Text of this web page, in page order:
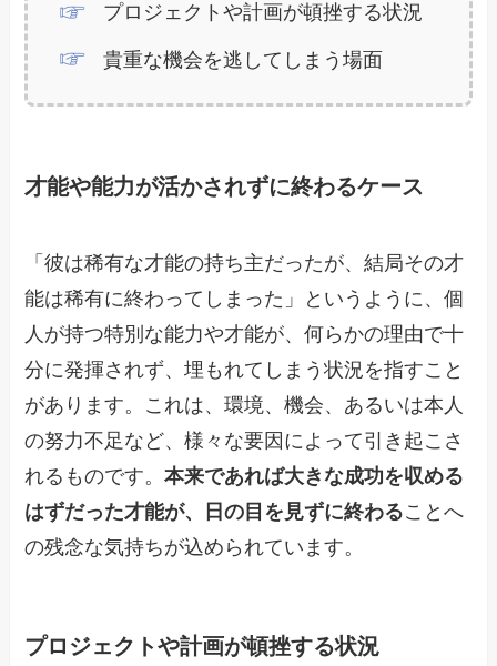
プロジェクトや計画が頓挫する状況
貴重な機会を逃してしまう場面
才能や能力が活かされずに終わるケース
「彼は稀有な才能の持ち主だったが、結局その才
能は稀有に終わってしまった」というように、個
人が持つ特別な能力や才能が、何らかの理由で十
分に発揮されず、埋もれてしまう状況を指すこと
があります。これは、環境、機会、あるいは本人
の努力不足など、様々な要因によって引き起こさ
れるものです。本来であれば大きな成功を収める
はずだった才能が、日の目を見ずに終わることへ
の残念な気持ちが込められています。
プロジェクトや計画が頓挫する状況